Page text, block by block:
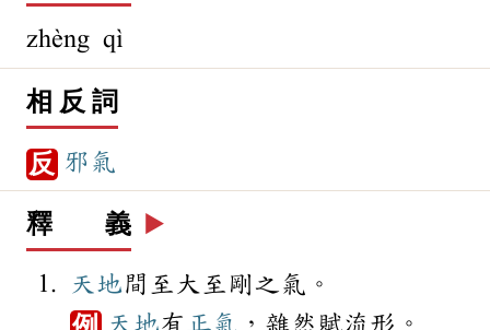
zhèng qì
相 反 詞
反 邪氣
釋 義 ▶️
天地間至大至剛之氣。
天地有正氣 ，雜然賦流形。